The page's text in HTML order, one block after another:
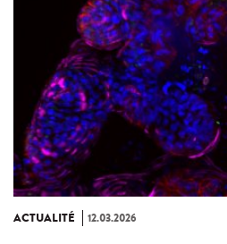
ACTUALITÉ 12.03.2026